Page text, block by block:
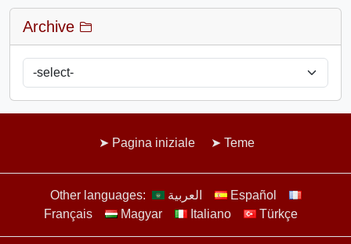
Archive
Pagina iniziale Teme
Other languages: العربية
Español
Français
Magyar Italiano Türkçe